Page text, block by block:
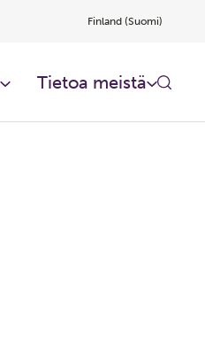
Finland (Suomi)
Tietoa meistä​